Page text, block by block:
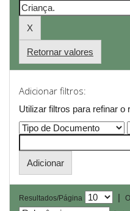
Retornar valores
Adicionar filtros:
Utilizar filtros para refinar o
Resultados/Página |